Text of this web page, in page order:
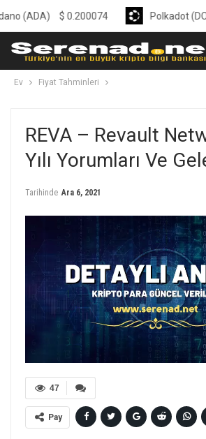
Ev Fiyat Tahminleri
REVA – Revault
Yılı Yorumları Ve
Tarihinde Ara 6, 2021
47
Pay
$0.200074 Polkadot (DOT) $